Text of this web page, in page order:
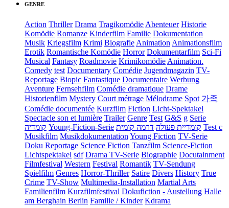
GENRE
Action Thriller Drama Tragikomödie Abenteuer Historie
Komödie Romanze Kinderfilm Familie Dokumentation
Musik Kriegsfilm Krimi Biografie Animation Animationsfilm
Erotik Romantische Komödie Horror Dokumentarfilm Sci-Fi
Musical Fantasy Roadmovie Krimikomödie Animation.
Comedy test Documentary Comédie Jugendmagazin TV-
Reportage Biopic Fantastique Documentaire Werbung
Aventure Fernsehfilm Comédie dramatique Drame
Historienfilm Mystery Court métrage Mélodrame Spot 가족
Comédie documentée Kurzfilm Fiction Licht-Spektakel
Spectacle son et lumière Trailer Genre Test G&S g Serie
קומדיה Young-Fiction-Serie קומדיית פעולה דרמה קומית
Test c
Musikfilm Musikdokumentation Young Fiction TV-Serie
Doku Reportage Science Fiction Tanzfilm Science-Fiction
Lichtspektakel sdf Drama TV-Serie Biographie Docutainment
Filmfestival Western Festival Romantik TV-Sendung
Spielfilm Genres Horror-Thriller Satire Divers History True
Crime TV-Show Multimedia-Installation Martial Arts
Familienfilm Kurzfilmfestival Dokufiction - Austellung Halle
am Berghain Berlin Familie / Kinder Kdrama